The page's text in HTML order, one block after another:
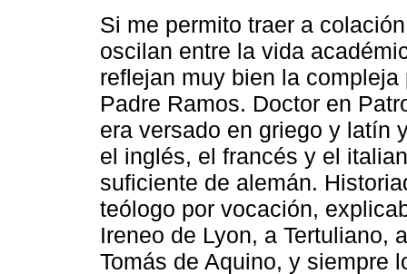
Si me permito traer a
oscilan entre la vida
reflejan muy bien la
Padre Ramos. Doctor en
era versado en griego y latín
el inglés, el francés y el
suficiente de alemán.
teólogo por vocación,
Ireneo de Lyon, a Tertuliano,
Tomás de Aquino, y siempre